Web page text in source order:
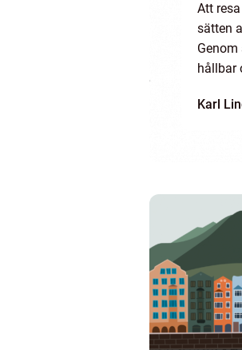
Att
sätten
hållbar
Karl